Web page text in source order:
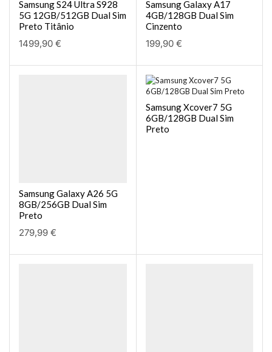
Samsung S24 Ultra S928
5G 12GB/512GB Dual Sim
Preto Titânio
1499,90 €
Samsung Galaxy A17
4GB/128GB Dual Sim
Cinzento
199,90 €
Samsung Galaxy A26 5G
8GB/256GB Dual Sim
Preto
279,99 €
Samsung Xcover7 5G
6GB/128GB Dual Sim
Preto